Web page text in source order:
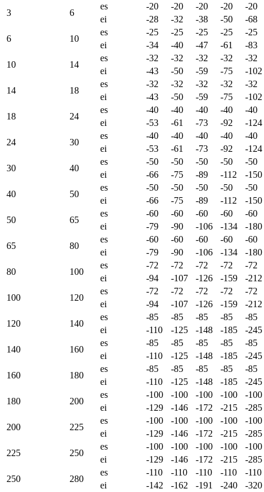
3
6
es -20 -20 -20 -20
-20
ei
-28 -32 -38 -50
-68
6
10
es -25 -25 -25 -25
-25
ei
-34 -40 -47 -61
-83
10
14
es -32 -32 -32 -32
-32
ei
-43 -50 -59 -75
-102
14
18
es -32 -32 -32 -32
-32
ei
-43 -50 -59 -75
-102
18
24
es -40 -40 -40 -40
-40
ei
-53 -61 -73 -92
-124
24
30
es -40 -40 -40 -40
-40
ei
-53 -61 -73 -92
-124
30
40
es -50 -50 -50 -50
-50
ei
-66 -75 -89 -112
-150
40
50
es -50 -50 -50 -50
-50
ei
-66 -75 -89 -112
-150
50
65
es -60 -60 -60 -60
-60
ei
-79 -90 -106 -134
-180
65
80
es -60 -60 -60 -60
-60
ei
-79 -90 -106 -134
-180
80
100
es -72 -72 -72 -72
-72
ei
-94 -107 -126 -159
-212
100
120
es -72 -72 -72 -72
-72
ei
-94 -107 -126 -159
-212
120
140
es -85 -85 -85 -85
-85
ei
-110 -125 -148 -185
-245
140
160
es -85 -85 -85 -85
-85
ei
-110 -125 -148 -185
-245
160
180
es -85 -85 -85 -85
-85
ei
-110 -125 -148 -185
-245
180
200
es -100 -100 -100 -100
-100
ei
-129 -146 -172 -215
-285
200
225
es -100 -100 -100 -100
-100
ei
-129 -146 -172 -215
-285
225
250
es -100 -100 -100 -100
-100
ei
-129 -146 -172 -215
-285
250
280
es -110 -110 -110 -110
-110
ei
-142 -162 -191 -240
-320